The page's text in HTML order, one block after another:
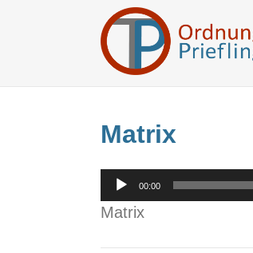
Matrix
Audio-
Player
00:00
Matrix